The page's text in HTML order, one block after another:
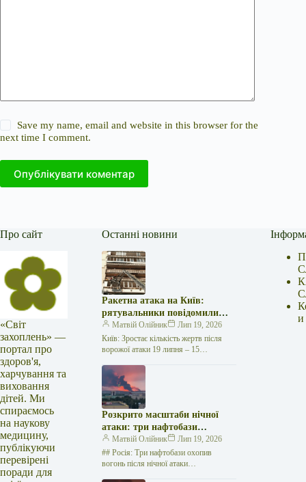
Save my name, email and website in this browser for the
next time I comment.
Опублікувати коментар
Про сайт
«Світ
захоплень» —
портал про
здоров'я,
харчування та
виховання
дітей. Ми
спираємось
на наукову
медицину,
публікуючи
перевірені
поради для
Останні новини
Ракетна атака на Київ:
рятувальники повідомили
про 15 поранених
Матвій Олійник
Лип 19, 2026
Київ: Зростає кількість жертв після
ворожої атаки 19 липня – 15
російської агресії, що сталася у
столиці…
Розкрито масштаби нічної
атаки: три нафтобази
палають у Ставрополі –
OSINT-аналіз
Матвій Олійник
Лип 19, 2026
## Росія: Три нафтобази охопив
вогонь після нічної атаки
и